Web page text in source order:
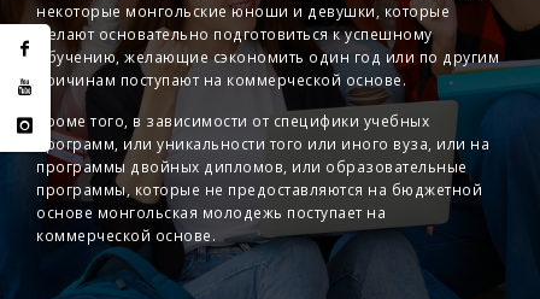
некоторые монгольские юноши и девушки, которые
желают основательно подготовиться к успешному
обучению, желающие сэкономить один год или по другим
причинам поступают на коммерческой основе.
Кроме того, в зависимости от специфики учебных
программ, или уникальности того или иного вуза, или на
программы двойных дипломов, или образовательные
программы, которые не предоставляются на бюджетной
основе монгольская молодежь поступает на
коммерческой основе.